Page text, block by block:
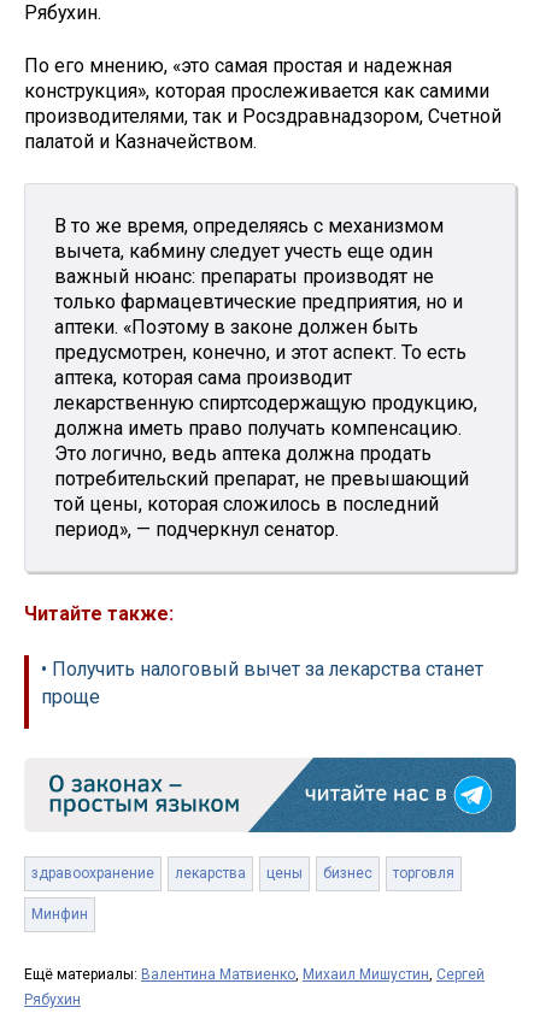
Рябухин.
По его мнению, «это самая простая и надежная
конструкция», которая прослеживается как самими
производителями, так и Росздравнадзором, Счетной
палатой и Казначейством.
В то же время, определяясь с механизмом
вычета, кабмину следует учесть еще один
важный нюанс: препараты производят не
только фармацевтические предприятия, но и
аптеки. «Поэтому в законе должен быть
предусмотрен, конечно, и этот аспект. То есть
аптека, которая сама производит
лекарственную спиртсодержащую продукцию,
должна иметь право получать компенсацию.
Это логично, ведь аптека должна продать
потребительский препарат, не превышающий
той цены, которая сложилось в последний
период», — подчеркнул сенатор.
Читайте также:
• Получить налоговый вычет за лекарства станет
проще
здравоохранение лекарства цены бизнес торговля
Минфин
Ещё материалы: Валентина Матвиенко, Михаил Мишустин, Сергей
Рябухин